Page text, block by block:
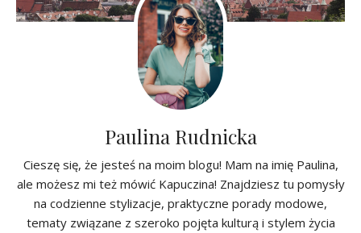
Paulina Rudnicka
Cieszę się, że jesteś na moim blogu! Mam na imię Paulina,
ale możesz mi też mówić Kapuczina! Znajdziesz tu pomysły
na codzienne stylizacje, praktyczne porady modowe,
tematy związane z szeroko pojęta kulturą i stylem życia